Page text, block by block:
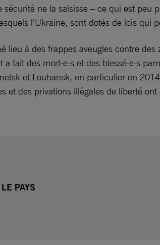
ne la saisisse – ce qui est
l’Ukraine, sont dotés de lois
lieu à des frappes aveugles contre
fait des mort·e·s et des blessé·e·s
et Louhansk, en particulier en
et des privations illégales de liberté ont
PAYS